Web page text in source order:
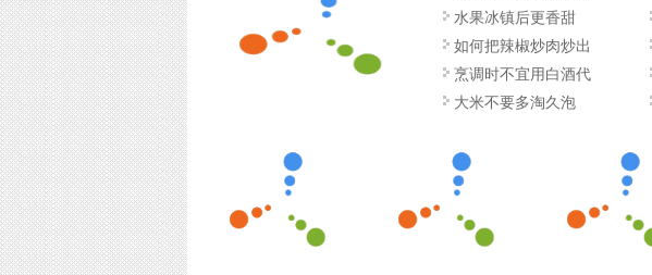
水果冰镇后更香甜
如何把辣椒炒肉炒出
烹调时不宜用白酒代
大米不要多淘久泡